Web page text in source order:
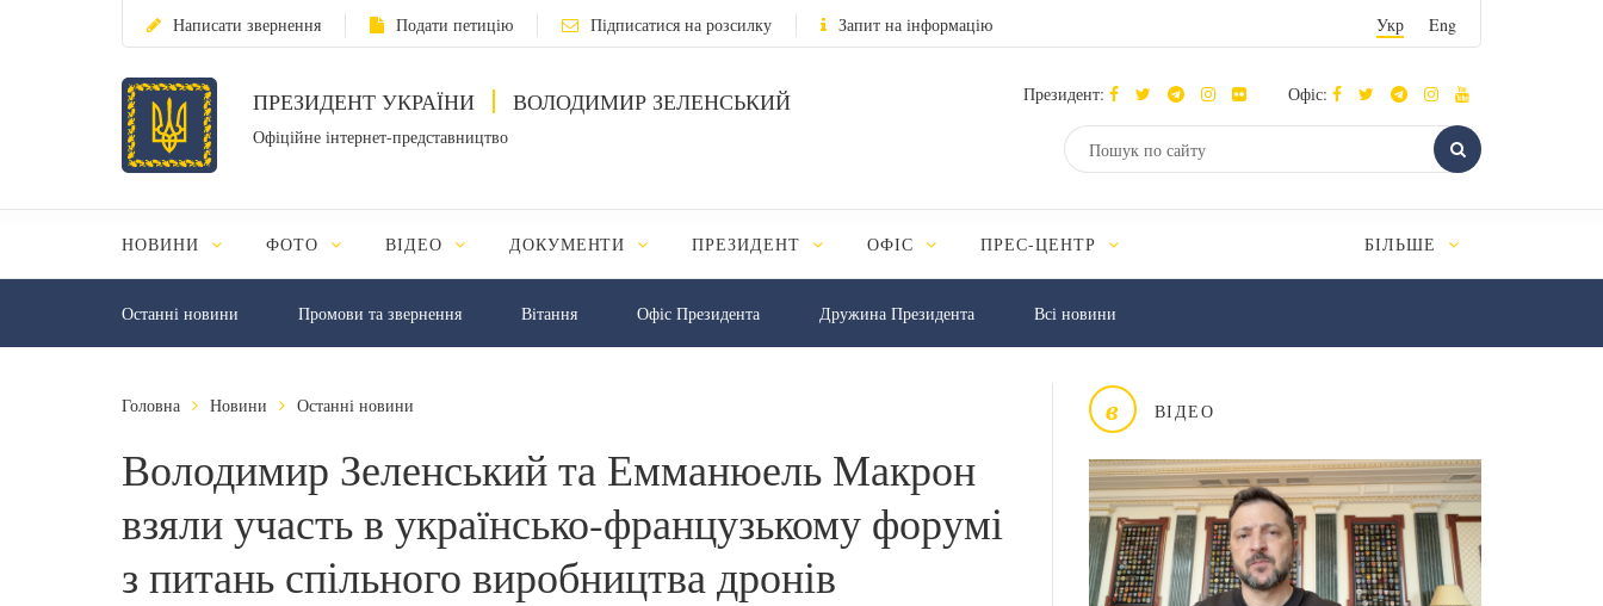
Написати звернення Подати петицію Підписатися на розсилку Запит на інформацію Укр Eng
ПРЕЗИДЕНТ УКРАЇНИ ВОЛОДИМИР ЗЕЛЕНСЬКИЙ
Офіційне інтернет-представництво
Президент: Офіс:
НОВИНИ ФОТО ВІДЕО ДОКУМЕНТИ ПРЕЗИДЕНТ ОФІС ПРЕС-ЦЕНТР БІЛЬШЕ
Останні новини Промови та звернення Вiтання Офіс Президента Дружина Президента Всі новини
в ВІДЕО
Головна Новини Останні новини
Володимир Зеленський та Емманюель Макрон
взяли участь в українсько-французькому форумі
з питань спільного виробництва дронів